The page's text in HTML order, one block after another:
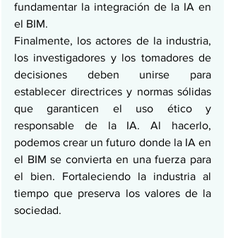
fundamentar la integración de la IA en
el BIM.
Finalmente, los actores de la industria,
los investigadores y los tomadores de
decisiones deben unirse para
establecer directrices y normas sólidas
que garanticen el uso ético y
responsable de la IA. Al hacerlo,
podemos crear un futuro donde la IA en
el BIM se convierta en una fuerza para
el bien. Fortaleciendo la industria al
tiempo que preserva los valores de la
sociedad.